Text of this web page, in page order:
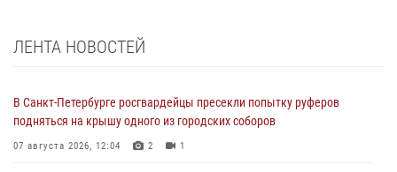
ЛЕНТА НОВОСТЕЙ
В Санкт-Петербурге росгвардейцы пресекли попытку руферов
подняться на крышу одного из городских соборов
07 августа 2026, 12:04 2 1